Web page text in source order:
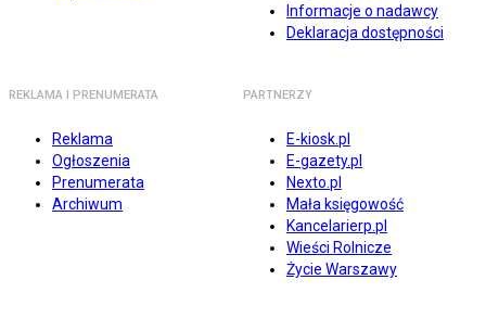
Informacje o nadawcy
Deklaracja dostępności
REKLAMA I PRENUMERATA
Reklama
Ogłoszenia
Prenumerata
Archiwum
PARTNERZY
E-kiosk.pl
E-gazety.pl
Nexto.pl
Mała księgowość
Kancelarierp.pl
Wieści Rolnicze
Życie Warszawy